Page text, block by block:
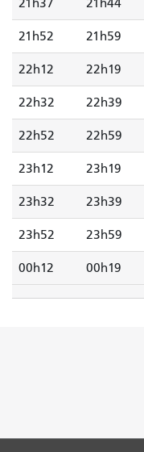
21h37 21h44
21h52 21h59
22h12 22h19
22h32 22h39
22h52 22h59
23h12 23h19
23h32 23h39
23h52 23h59
00h12 00h19